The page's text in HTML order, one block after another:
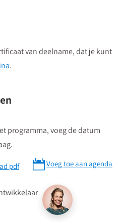
van deelname, dat je kunt
.
programma, voeg de datum
pdf Voeg toe aan agenda